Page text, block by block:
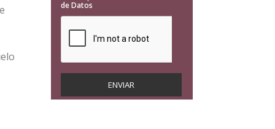
de Datos